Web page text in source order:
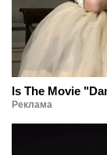
Is The Movie
Реклама